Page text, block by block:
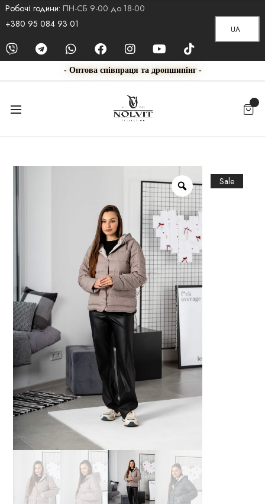
Робочі години: ПН-СБ 9-00 до 18-00
UA
+380 95 084 93 01
- Оптова співпраця та дропшипінг -
Sale